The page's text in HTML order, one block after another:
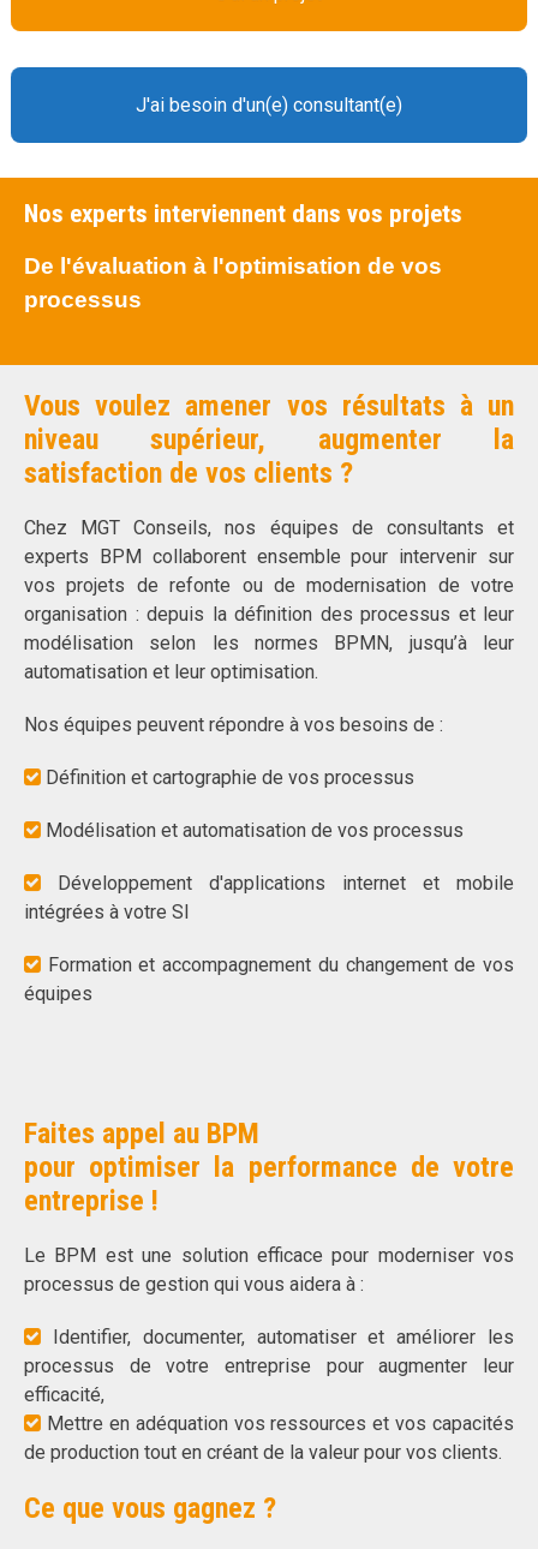
J'ai besoin d'un(e) consultant(e)
Nos experts interviennent dans vos projets
De l'évaluation à l'optimisation de vos
processus
Vous voulez amener vos résultats à un
niveau supérieur, augmenter la
satisfaction de vos clients ?
Chez MGT Conseils, nos équipes de consultants et
experts BPM collaborent ensemble pour intervenir sur
vos projets de refonte ou de modernisation de votre
organisation : depuis la définition des processus et leur
modélisation selon les normes BPMN, jusqu’à leur
automatisation et leur optimisation.
Nos équipes peuvent répondre à vos besoins de :
Définition et cartographie de vos processus
Modélisation et automatisation de vos processus
Développement d'applications internet et mobile
intégrées à votre SI
Formation et accompagnement du changement de vos
équipes
Faites appel au BPM
pour optimiser la performance de votre
entreprise !
Le BPM est une solution efficace pour moderniser vos
processus de gestion qui vous aidera à :
Identifier, documenter, automatiser et améliorer les
processus de votre entreprise pour augmenter leur
efficacité,
Mettre en adéquation vos ressources et vos capacités
de production tout en créant de la valeur pour vos clients.
Ce que vous gagnez ?